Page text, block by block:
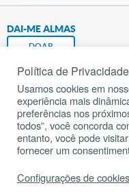
DAI-ME ALMAS
DOAR
Pedido
Mapa do
Política de
Usamos cookies em
experiência mais
preferências nos
todos”, você concorda
entanto, você pode
fornecer um
Configurações de cookies